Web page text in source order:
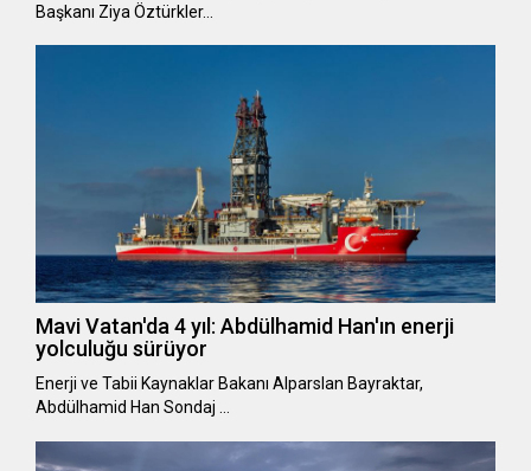
Başkanı Ziya Öztürkler…
Mavi Vatan'da 4 yıl: Abdülhamid Han'ın enerji
yolculuğu sürüyor
Enerji ve Tabii Kaynaklar Bakanı Alparslan Bayraktar,
Abdülhamid Han Sondaj …